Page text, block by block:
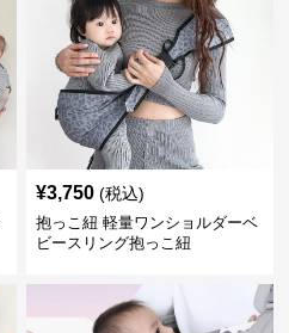
¥3,750 (税込)
抱っこ紐 軽量ワンショルダーベ
ビースリング抱っこ紐